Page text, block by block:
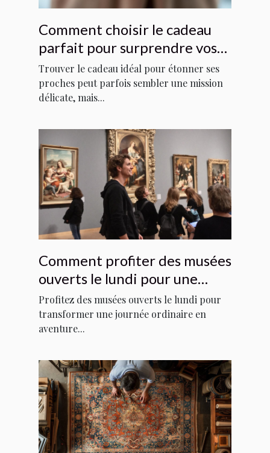
Comment choisir le cadeau
parfait pour surprendre vos
proches ?
Trouver le cadeau idéal pour étonner ses
proches peut parfois sembler une mission
délicate, mais...
Comment profiter des musées
ouverts le lundi pour une
expérience culturelle unique ?
Profitez des musées ouverts le lundi pour
transformer une journée ordinaire en
aventure...